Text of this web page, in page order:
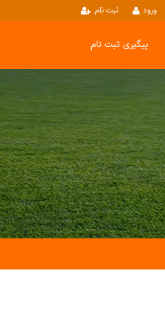
ثبت نام ورود
پیگیری ثبت نام